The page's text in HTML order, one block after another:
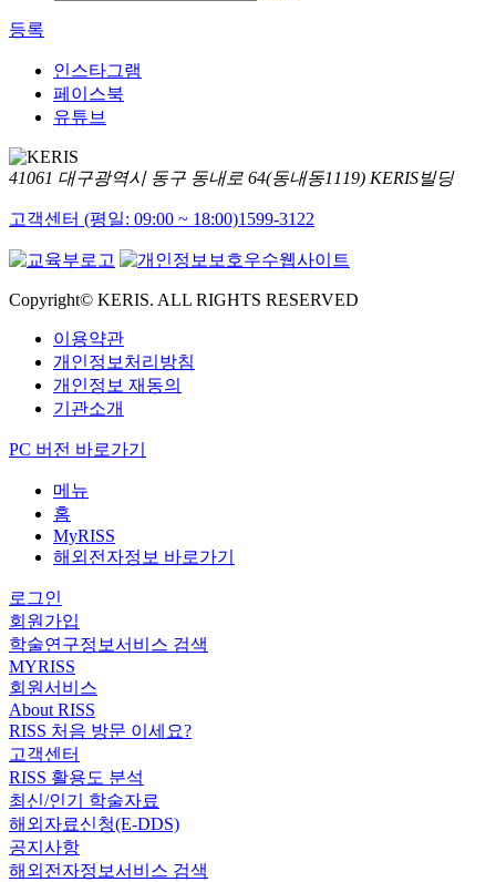
등록
인스타그램
페이스북
유튜브
41061 대구광역시 동구 동내로 64(동내동1119) KERIS빌딩
고객센터 (평일: 09:00 ~ 18:00)1599-3122
Copyright© KERIS. ALL RIGHTS RESERVED
이용약관
개인정보처리방침
개인정보 재동의
기관소개
PC 버전 바로가기
메뉴
홈
MyRISS
해외전자정보 바로가기
로그인
회원가입
학술연구정보서비스 검색
MYRISS
회원서비스
About RISS
RISS 처음 방문 이세요?
고객센터
RISS 활용도 분석
최신/인기 학술자료
해외자료신청(E-DDS)
공지사항
해외전자정보서비스 검색